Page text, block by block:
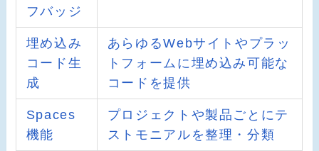
フバッジ
埋め込み
コード生
成
あらゆるWebサイトやプラッ
トフォームに埋め込み可能な
コードを提供
Spaces
機能
プロジェクトや製品ごとにテ
ストモニアルを整理・分類